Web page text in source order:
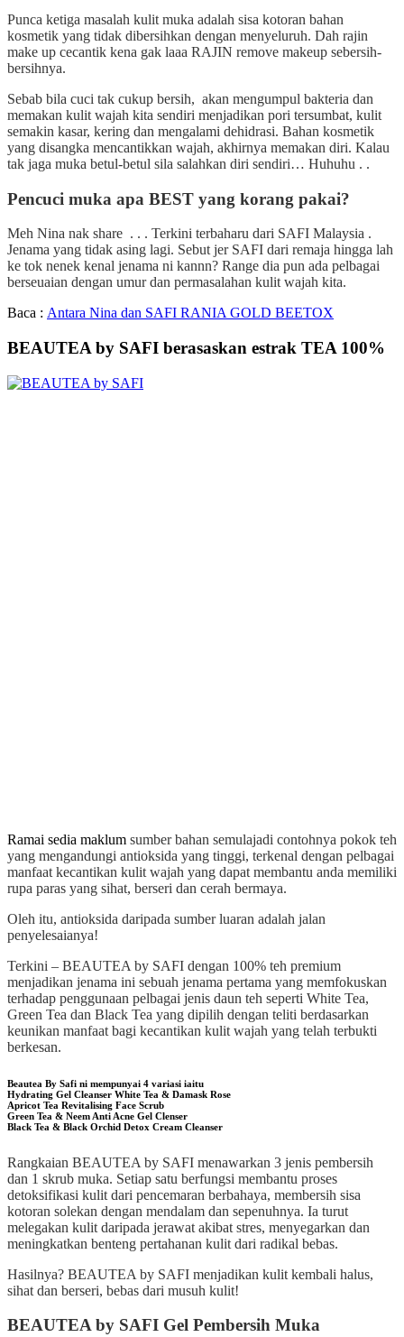
Punca ketiga masalah kulit muka adalah sisa kotoran bahan
kosmetik yang tidak dibersihkan dengan menyeluruh. Dah rajin
make up cecantik kena gak laaa RAJIN remove makeup sebersih-
bersihnya.
Sebab bila cuci tak cukup bersih, akan mengumpul bakteria dan
memakan kulit wajah kita sendiri menjadikan pori tersumbat, kulit
semakin kasar, kering dan mengalami dehidrasi. Bahan kosmetik
yang disangka mencantikkan wajah, akhirnya memakan diri. Kalau
tak jaga muka betul-betul sila salahkan diri sendiri… Huhuhu . .
Pencuci muka apa BEST yang korang pakai?
Meh Nina nak share . . . Terkini terbaharu dari SAFI Malaysia .
Jenama yang tidak asing lagi. Sebut jer SAFI dari remaja hingga lah
ke tok nenek kenal jenama ni kannn? Range dia pun ada pelbagai
berseuaian dengan umur dan permasalahan kulit wajah kita.
Baca : Antara Nina dan SAFI RANIA GOLD BEETOX
BEAUTEA by SAFI berasaskan estrak TEA 100%
Ramai sedia maklum sumber bahan semulajadi contohnya pokok teh
yang mengandungi antioksida yang tinggi, terkenal dengan pelbagai
manfaat kecantikan kulit wajah yang dapat membantu anda memiliki
rupa paras yang sihat, berseri dan cerah bermaya.
Oleh itu, antioksida daripada sumber luaran adalah jalan
penyelesaianya!
Terkini – BEAUTEA by SAFI dengan 100% teh premium
menjadikan jenama ini sebuah jenama pertama yang memfokuskan
terhadap penggunaan pelbagai jenis daun teh seperti White Tea,
Green Tea dan Black Tea yang dipilih dengan teliti berdasarkan
keunikan manfaat bagi kecantikan kulit wajah yang telah terbukti
berkesan.
Beautea By Safi ni mempunyai 4 variasi iaitu
Hydrating Gel Cleanser White Tea & Damask Rose
Apricot Tea Revitalising Face Scrub
Green Tea & Neem Anti Acne Gel Clenser
Black Tea & Black Orchid Detox Cream Cleanser
Rangkaian BEAUTEA by SAFI menawarkan 3 jenis pembersih
dan 1 skrub muka. Setiap satu berfungsi membantu proses
detoksifikasi kulit dari pencemaran berbahaya, membersih sisa
kotoran solekan dengan mendalam dan sepenuhnya. Ia turut
melegakan kulit daripada jerawat akibat stres, menyegarkan dan
meningkatkan benteng pertahanan kulit dari radikal bebas.
Hasilnya? BEAUTEA by SAFI menjadikan kulit kembali halus,
sihat dan berseri, bebas dari musuh kulit!
BEAUTEA by SAFI Gel Pembersih Muka